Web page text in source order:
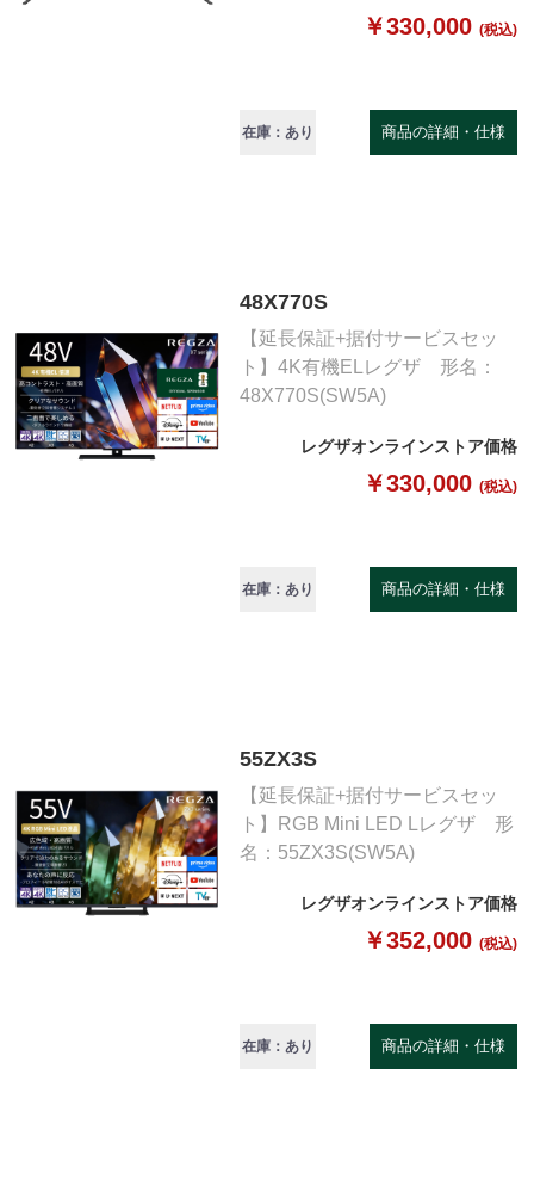
￥330,000 (税込)
在庫：あり 商品の詳細・仕様
48X770S
【延長保証+据付サービスセッ
ト】4K有機ELレグザ 形名：
48X770S(SW5A)
レグザオンラインストア価格
￥330,000 (税込)
在庫：あり 商品の詳細・仕様
55ZX3S
【延長保証+据付サービスセッ
ト】RGB Mini LED Lレグザ 形
名：55ZX3S(SW5A)
レグザオンラインストア価格
￥352,000 (税込)
在庫：あり 商品の詳細・仕様